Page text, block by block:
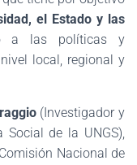
el Estado y las
a las políticas y
local, regional y
(Investigador y
Social de la UNGS),
Nacional de